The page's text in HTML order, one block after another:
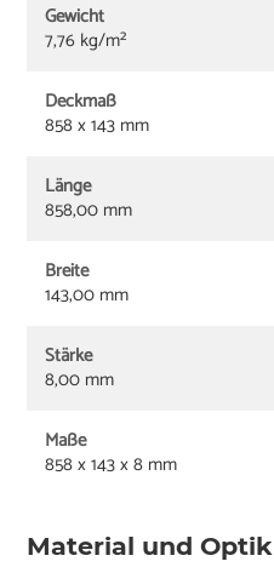
Gewicht
7,76 kg/m²
Deckmaß
858 x 143 mm
Länge
858,00 mm
Breite
143,00 mm
Stärke
8,00 mm
Maße
858 x 143 x 8 mm
Material und Optik